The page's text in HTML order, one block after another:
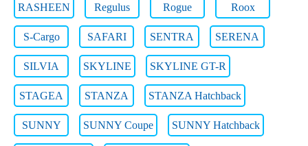
RASHEEN Regulus Rogue Roox
S-Cargo SAFARI SENTRA SERENA
SILVIA SKYLINE SKYLINE GT-R
STAGEA STANZA STANZA Hatchback
SUNNY SUNNY Coupe SUNNY Hatchback